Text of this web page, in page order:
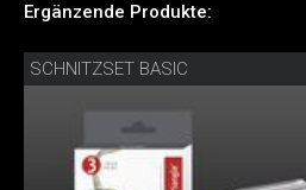
Ergänzende Produkte:
SCHNITZSET BASIC